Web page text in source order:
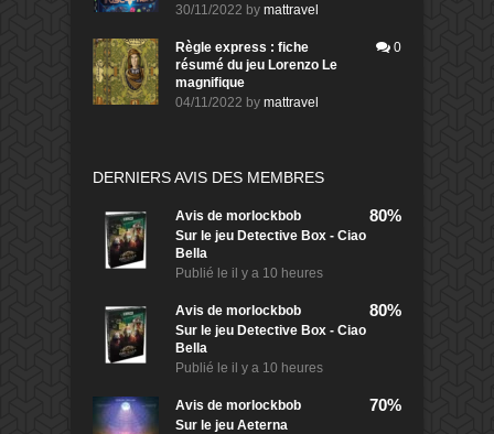
30/11/2022 by mattravel
Règle express : fiche
résumé du jeu Lorenzo Le
magnifique
04/11/2022 by mattravel
0
DERNIERS AVIS DES MEMBRES
Avis de morlockbob
Sur le jeu Detective Box - Ciao
Bella
Publié le il y a 10 heures
80%
Avis de morlockbob
Sur le jeu Detective Box - Ciao
Bella
Publié le il y a 10 heures
80%
Avis de morlockbob
Sur le jeu Aeterna
70%